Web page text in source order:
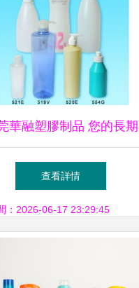
華融塑膠制品 您的長期
洗滌護理用品合作伙伴
查看詳情
：2026-06-17 23:29:45